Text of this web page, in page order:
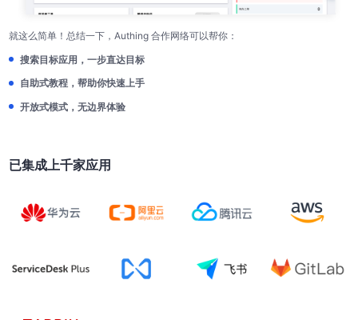
就这么简单！总结一下，Authing 合作网络可以帮你：
搜索目标应用，一步直达目标
自助式教程，帮助你快速上手
开放式模式，无边界体验
已集成上千家应用